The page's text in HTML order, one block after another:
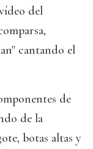
del
cantando el
de
de la
botas altas y